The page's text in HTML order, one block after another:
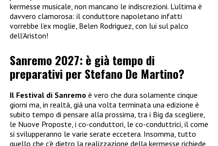
kermesse musicale, non mancano le indiscrezioni. L’ultima è
davvero clamorosa: il conduttore napoletano infatti
vorrebbe l’ex moglie, Belen Rodriguez, con lui sul palco
dell’Ariston!
Sanremo 2027: è già tempo di
preparativi per Stefano De Martino?
Il Festival di Sanremo è vero che dura solamente cinque
giorni ma, in realtà, già una volta terminata una edizione è
subito tempo di pensare alla prossima, tra i Big da scegliere,
le Nuove Proposte, i co-conduttori, le co-conduttrici, il come
si svilupperanno le varie serate eccetera. Insomma, tutto
quello che c’è dietro la realizzazione della kermesse richiede